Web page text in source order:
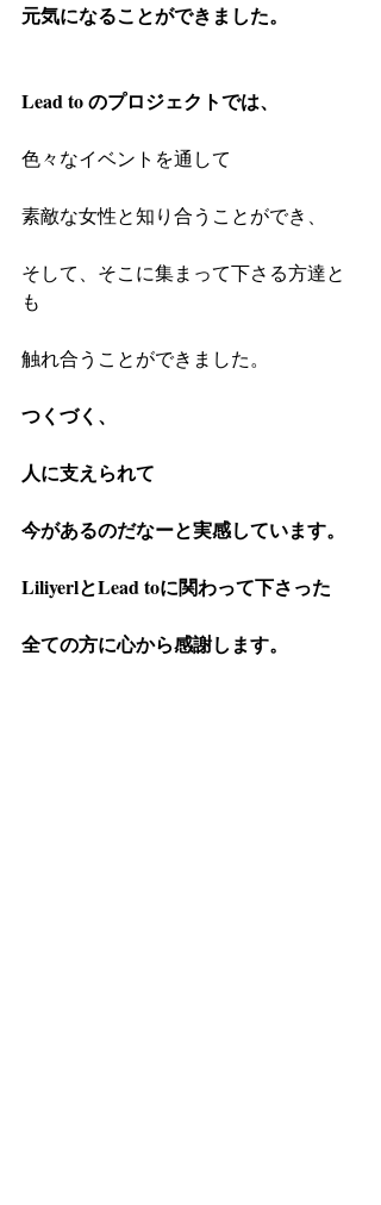
元気になることができました。
Lead to のプロジェクトでは、
色々なイベントを通して
素敵な女性と知り合うことができ、
そして、そこに集まって下さる方達と
も
触れ合うことができました。
つくづく、
人に支えられて
今があるのだなーと実感しています。
LiliyerlとLead toに関わって下さった
全ての方に心から感謝します。